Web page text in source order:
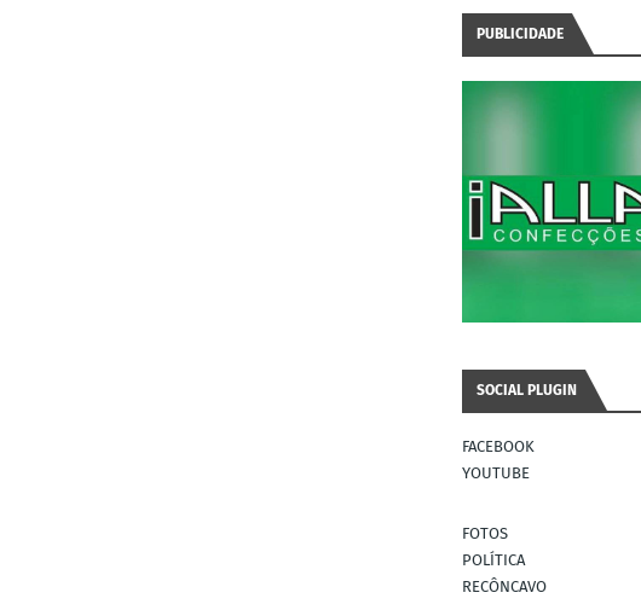
PUBLICIDADE
SOCIAL PLUGIN
FACEBOOK
YOUTUBE
FOTOS
POLÍTICA
RECÔNCAVO